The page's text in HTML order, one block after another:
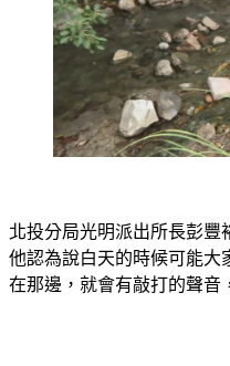
北投分局光明派出所長彭豐
他認為說白天的時候可能大